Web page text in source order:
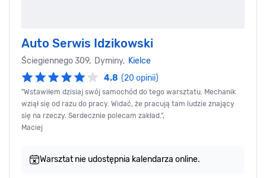
Auto Serwis Idzikowski
Ściegiennego 309, Dyminy, Kielce
4.8 (20 opinii)
"Wstawiłem dzisiaj swój samochód do tego warsztatu. Mechanik
wziął się od razu do pracy. Widać, że pracują tam ludzie znający
się na rzeczy. Serdecznie polecam zakład.",
Maciej
Warsztat nie udostępnia kalendarza online.